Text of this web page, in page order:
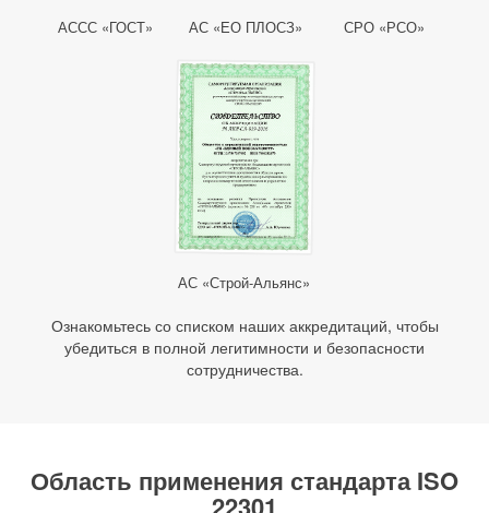
АССС «ГОСТ» АС «ЕО ПЛОСЗ» СРО «РСО»
АС «Строй-Альянс»
Ознакомьтесь со списком наших аккредитаций, чтобы
убедиться в полной легитимности и безопасности
сотрудничества.
Область применения стандарта ISO